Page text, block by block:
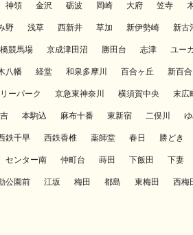
神領 金沢 砺波 岡崎 大府 笠寺
野 浅草 西新井 草加 新伊勢崎 新古
競馬場 京成津田沼 勝田台 志津 ユー
八幡 経堂 和泉多摩川 百合ヶ丘 新百
ーパーク 京急東神奈川 横須賀中央 末広
本駒込 麻布十番 東新宿 二俣川
鉄千早 西鉄香椎 薬師堂 春日 勝どき
センター南 仲町台 蒔田 下飯田 下妻
公園前 江坂 梅田 都島 東梅田 西梅